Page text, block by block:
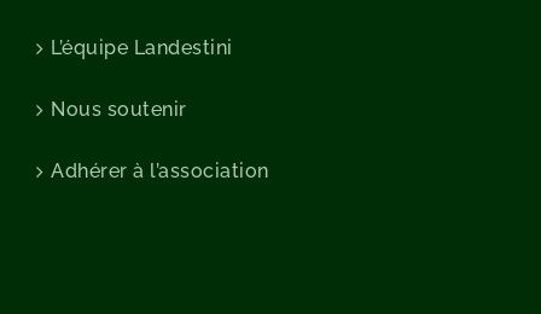
L’équipe Landestini
Nous soutenir
Adhérer à l’association